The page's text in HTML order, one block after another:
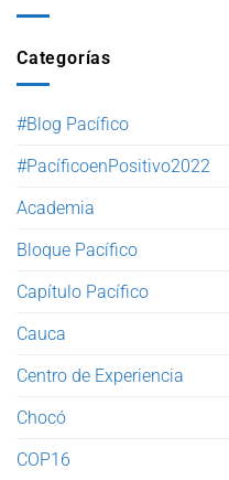
Categorías
#Blog Pacífico
#PacíficoenPositivo2022
Academia
Bloque Pacífico
Capítulo Pacífico
Cauca
Centro de Experiencia
Chocó
COP16